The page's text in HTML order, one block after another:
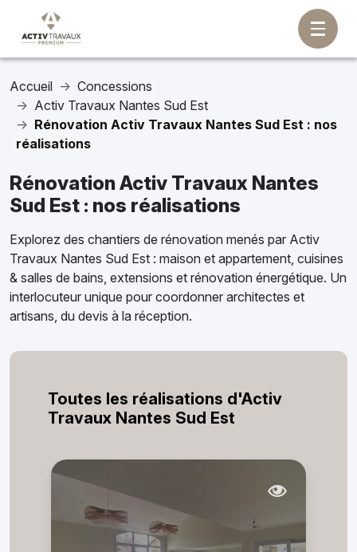
Accueil
Concessions
Activ Travaux Nantes Sud Est
Rénovation Activ Travaux Nantes Sud Est : nos
réalisations
Rénovation Activ Travaux Nantes
Sud Est : nos réalisations
Explorez des chantiers de rénovation menés par Activ
Travaux Nantes Sud Est : maison et appartement, cuisines
& salles de bains, extensions et rénovation énergétique. Un
interlocuteur unique pour coordonner architectes et
artisans, du devis à la réception.
Toutes les réalisations d'Activ
Travaux Nantes Sud Est